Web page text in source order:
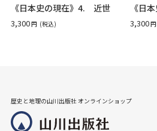
《日本史の現在》4. 近世
3,300円 (税込)
《日
3,300円
歴史と地理の山川出版社 オンラインショップ